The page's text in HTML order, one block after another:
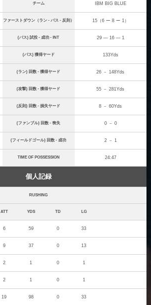
チーム IBM BIG BLUE
ファーストダウン（ラン - パス - 反則） 15（6 ー 8 ー 1）
(パス) 試投 - 成功 - INT 29 ― 16 ― 1
(パス) 獲得ヤード 133Yds
(ラン) 回数 - 獲得ヤード 26 － 148Yds
(攻撃) 回数 - 獲得ヤード 55 － 281Yds
(反則) 回数 - 損失ヤード 8 － 60Yds
(ファンブル) 回数 - 喪失 0 － 0
(フィールドゴール) 回数 - 成功 2 － 1
TIME OF POSSESSION 24:47
個人記録
RUSHING
ATT YDS TD LG
6 59 0 33
9 37 0 13
2 1 0 1
2 1 0 1
19 98 0 33